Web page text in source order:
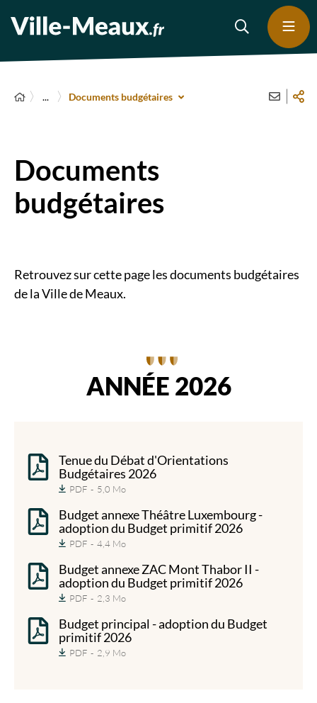
... Documents budgétaires
Documents
budgétaires
Retrouvez sur cette page les documents budgétaires
de la Ville de Meaux.
ANNÉE 2026
Tenue du Débat d'Orientations
Budgétaires 2026
PDF 5,0 Mo
Budget annexe Théâtre Luxembourg -
adoption du Budget primitif 2026
PDF 4,4 Mo
Budget annexe ZAC Mont Thabor II -
adoption du Budget primitif 2026
PDF 2,3 Mo
Budget principal - adoption du Budget
primitif 2026
PDF 2,9 Mo